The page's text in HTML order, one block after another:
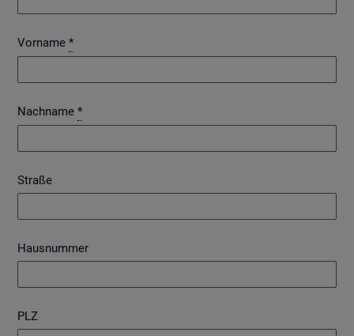
Vorname *
Nachname *
Straße
Hausnummer
PLZ